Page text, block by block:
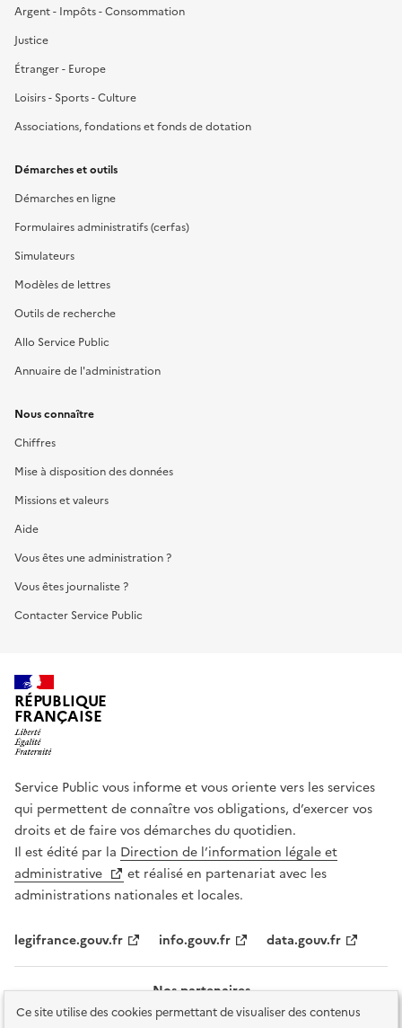
Ce site utilise des cookies permettant de visualiser des contenus
Argent - Impôts - Consommation
Justice
Étranger - Europe
Loisirs - Sports - Culture
Associations, fondations et fonds de dotation
Démarches et outils
Démarches en ligne
Formulaires administratifs (cerfas)
Simulateurs
Modèles de lettres
Outils de recherche
Allo Service Public
Annuaire de l'administration
Nous connaître
Chiffres
Mise à disposition des données
Missions et valeurs
Aide
Vous êtes une administration ?
Vous êtes journaliste ?
Contacter Service Public
RÉPUBLIQUE
FRANÇAISE
Service Public vous informe et vous oriente vers les services
qui permettent de connaître vos obligations, d’exercer vos
droits et de faire vos démarches du quotidien.
Il est édité par la Direction de l’information légale et
administrative
et réalisé en partenariat avec les
administrations nationales et locales.
legifrance.gouv.fr info.gouv.fr data.gouv.fr
Nos partenaires